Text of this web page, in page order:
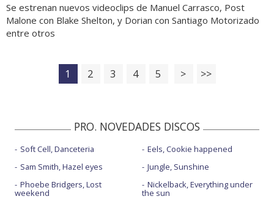
Se estrenan nuevos videoclips de Manuel Carrasco, Post
Malone con Blake Shelton, y Dorian con Santiago Motorizado
entre otros
1 2 3 4 5 > >>
PRO. NOVEDADES DISCOS
Soft Cell, Danceteria
Sam Smith, Hazel eyes
Phoebe Bridgers, Lost
weekend
Eels, Cookie happened
Jungle, Sunshine
Nickelback, Everything under
the sun